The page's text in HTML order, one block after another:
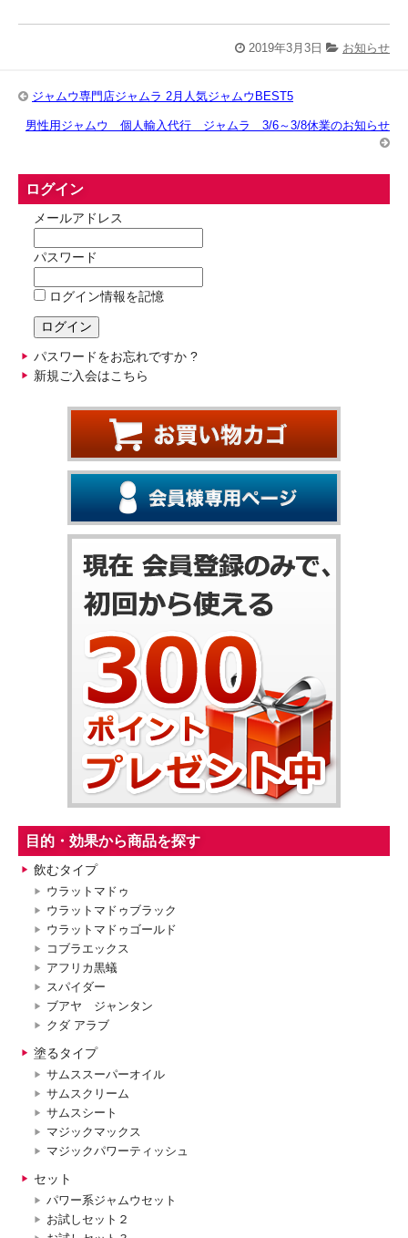
2019年3月3日 お知らせ
ジャムウ専門店ジャムラ 2月人気ジャムウBEST5
男性用ジャムウ 個人輸入代行 ジャムラ 3/6～3/8休業のお知らせ
ログイン
メールアドレス
パスワード
ログイン情報を記憶
パスワードをお忘れですか ?
新規ご入会はこちら
目的・効果から商品を探す
飲むタイプ
ウラットマドゥ
ウラットマドゥブラック
ウラットマドゥゴールド
コブラエックス
アフリカ黒蟻
スパイダー
ブアヤ ジャンタン
クダ アラブ
塗るタイプ
サムススーパーオイル
サムスクリーム
サムスシート
マジックマックス
マジックパワーティッシュ
セット
パワー系ジャムウセット
お試しセット２